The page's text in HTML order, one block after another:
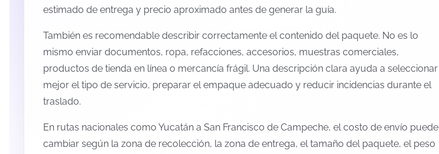
estimado de entrega y precio aproximado antes de generar la guía.
También es recomendable describir correctamente el contenido del paquete. No es lo
mismo enviar documentos, ropa, refacciones, accesorios, muestras comerciales,
productos de tienda en línea o mercancía frágil. Una descripción clara ayuda a seleccionar
mejor el tipo de servicio, preparar el empaque adecuado y reducir incidencias durante el
traslado.
En rutas nacionales como Yucatán a San Francisco de Campeche, el costo de envío puede
cambiar según la zona de recolección, la zona de entrega, el tamaño del paquete, el peso